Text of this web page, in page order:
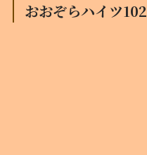
おおぞらハイツ102